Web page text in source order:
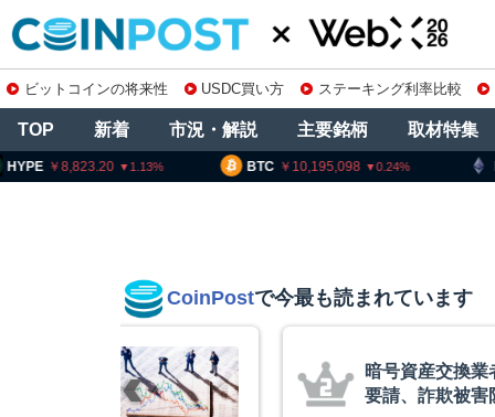
ビットコインの将来性 USDC買い方 ステーキング利率比較
TOP 新着 市況・解説 主要銘柄 取材特集
10,195,098 0.24
8,823.20 1.13
CoinPostで今最も読まれています
暗号資産交換
要請、詐欺被